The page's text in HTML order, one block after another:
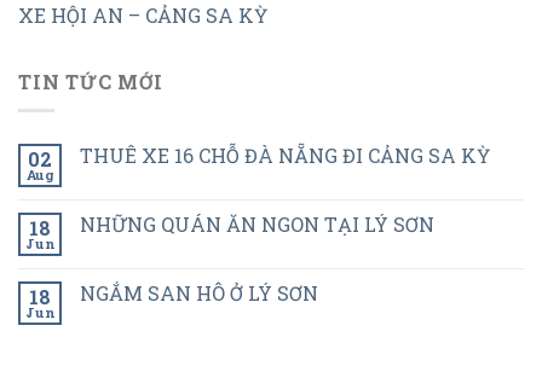
XE HỘI AN – CẢNG SA KỲ
TIN TỨC MỚI
02
Aug
THUÊ XE 16 CHỖ ĐÀ NẴNG ĐI CẢNG SA KỲ
18
Jun
NHỮNG QUÁN ĂN NGON TẠI LÝ SƠN
18
Jun
NGẮM SAN HÔ Ở LÝ SƠN